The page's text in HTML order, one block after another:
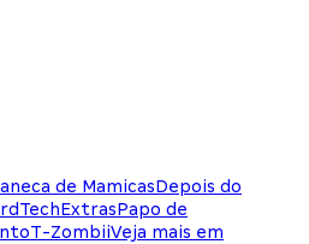
de MamicasDepois do
ExtrasPapo de
T-ZombiiVeja mais em